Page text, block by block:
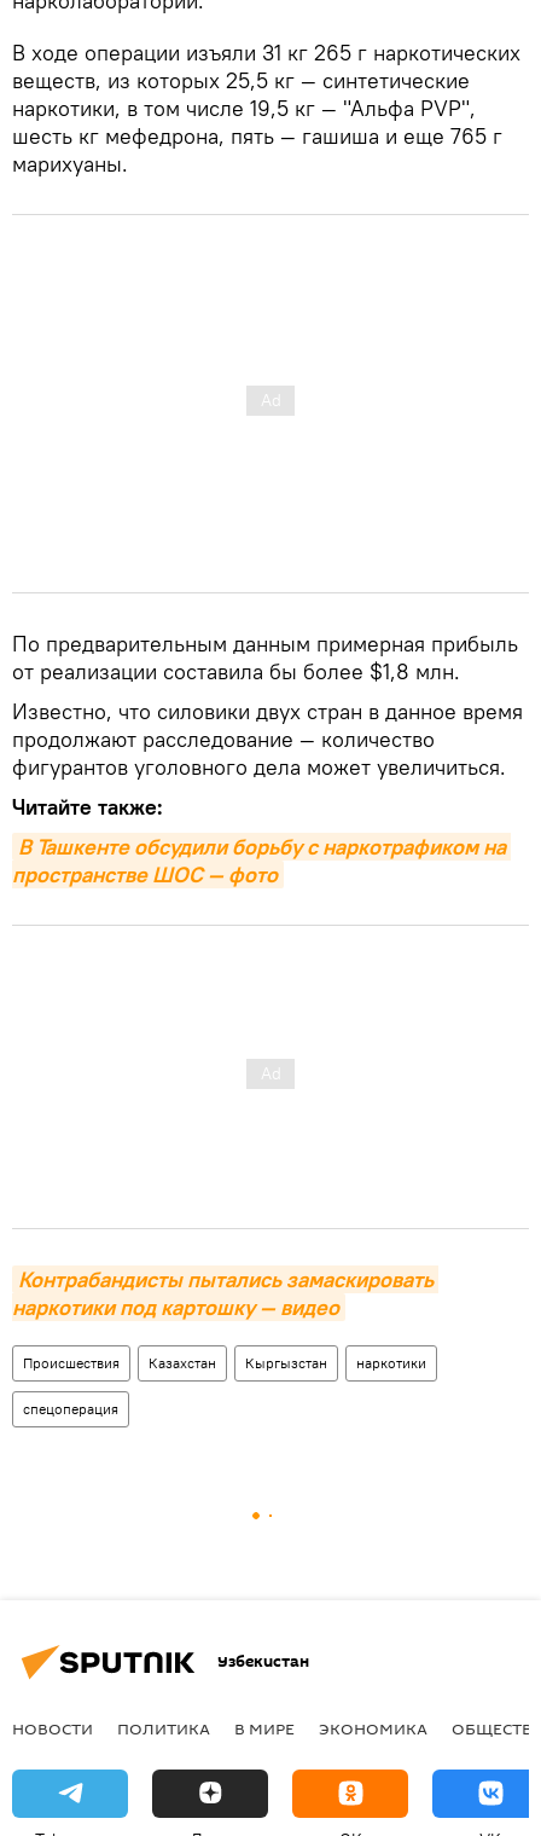
В ходе операции изъяли 31 кг 265 г наркотических
веществ, из которых 25,5 кг — синтетические
наркотики, в том числе 19,5 кг — "Альфа PVP",
шесть кг мефедрона, пять — гашиша и еще 765 г
марихуаны.
По предварительным данным примерная прибыль
от реализации составила бы более $1,8 млн.
Известно, что силовики двух стран в данное время
продолжают расследование — количество
фигурантов уголовного дела может увеличиться.
Читайте также:
В Ташкенте обсудили борьбу с наркотрафиком на
пространстве ШОС — фото
Контрабандисты пытались замаскировать
наркотики под картошку — видео
Происшествия Казахстан Кыргызстан наркотики
спецоперация
Узбекистан
НОВОСТИ ПОЛИТИКА В МИРЕ ЭКОНОМИКА